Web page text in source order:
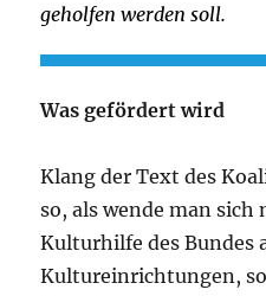
geholfen werden soll.
Was gefördert wird
Klang der Text des
so, als wende man
Kulturhilfe des Bundes
Kultureinrichtungen,